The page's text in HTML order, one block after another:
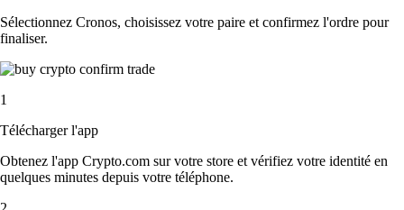
Sélectionnez Cronos, choisissez votre paire et confirmez l'ordre pour
finaliser.
1
Télécharger l'app
Obtenez l'app Crypto.com sur votre store et vérifiez votre identité en
quelques minutes depuis votre téléphone.